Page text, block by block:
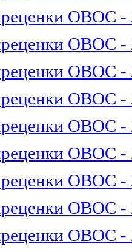
ОВОС -
ОВОС -
ОВОС -
ОВОС -
ОВОС -
ОВОС -
ОВОС -
ОВОС -
ОВОС -